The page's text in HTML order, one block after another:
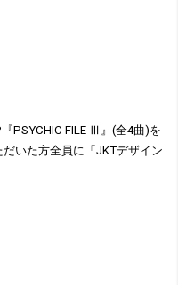
PSYCHIC FILE Ⅲ』(全4曲)を
いた方全員に「JKTデザイン